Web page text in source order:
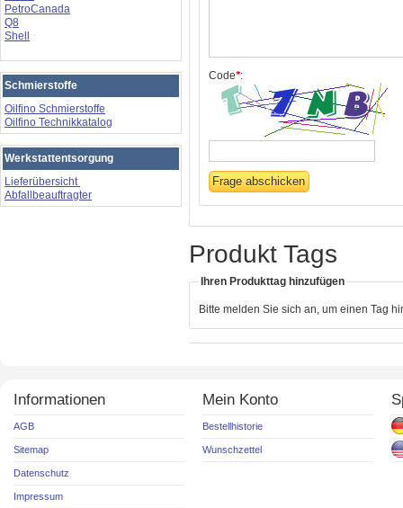
Code*:
Produkt Tags
Ihren Produkttag hinzufügen
Bitte melden Sie sich an, um einen Tag
PetroCanada
Q8
Shell
Schmierstoffe
Oilfino Schmierstoffe
Oilfino Technikkatalog
Werkstattentsorgung
Lieferübersicht
Abfallbeauftragter
Informationen
AGB
Sitemap
Datenschutz
Impressum
Mein Konto
Bestellhistorie
Wunschzettel